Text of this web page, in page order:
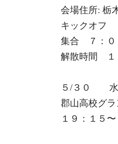
会場住所: 栃
キックオフ
集合 ７：
解散時間 １
５/３０ 水
郡山高校グ
１９：１５